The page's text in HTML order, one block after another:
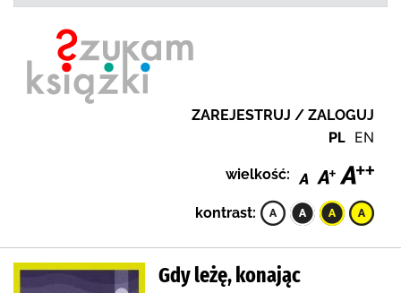
ZAREJESTRUJ / ZALOGUJ
PL EN
wielkość:
kontrast:
Gdy leżę, konając